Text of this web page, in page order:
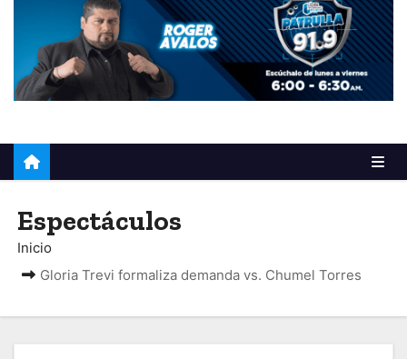
Espectáculos
Inicio
Gloria Trevi formaliza demanda vs. Chumel Torres